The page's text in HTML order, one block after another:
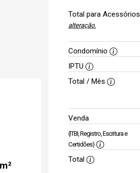
Total para Acessórios
alteração.
Condomínio
IPTU
Total / Mês
Venda
(ITBI, Registro, Escritura e
Certidões)
Total